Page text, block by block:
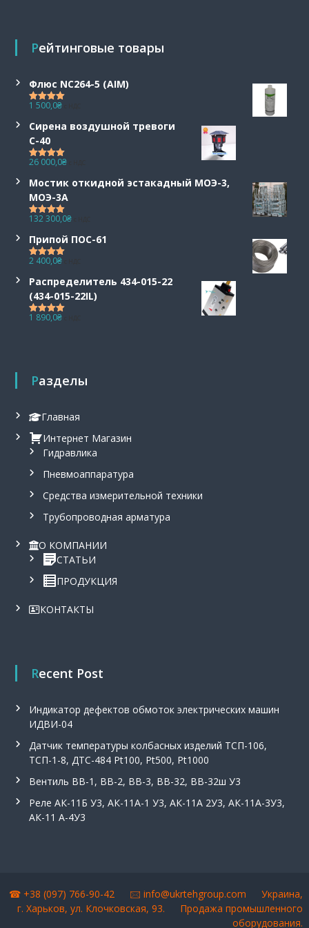
Рейтинговые товары
Флюс NC264-5 (AIM)
Оценка5.00
1 500,0₴
Сирена воздушной тревоги
С-40
Оценка5.00
26 000,0₴
Мостик откидной эстакадный МОЭ-3,
МОЭ-3А
Оценка5.00
132 300,0₴
Припой ПОС-61
Оценка5.00
2 400,0₴
Распределитель 434-015-22
(434-015-22IL)
Оценка5.00
1 890,0₴
Разделы
Главная
Интернет Магазин
Гидравлика
Пневмоаппаратура
Средства измерительной техники
Трубопроводная арматура
О КОМПАНИИ
СТАТЬИ
ПРОДУКЦИЯ
КОНТАКТЫ
Recent Post
Индикатор дефектов обмоток электрических машин
ИДВИ-04
Датчик температуры колбасных изделий ТСП-106,
ТСП-1-8, ДТС-484 Pt100, Pt500, Pt1000
Вентиль ВВ-1, ВВ-2, ВВ-3, ВВ-32, ВВ-32ш У3
Реле АК-11Б У3, АК-11А-1 У3, АК-11А 2У3, АК-11А-3У3,
АК-11 А-4У3
☎ +38 (097) 766-90-42 🖂info@ukrtehgroup.com Украина,
г. Харьков, ул. Клочковская, 93. Продажа промышленного
оборудования.